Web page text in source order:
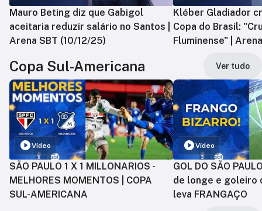
Mauro Beting diz que Gabigol
aceitaria reduzir salário no Santos |
Arena SBT (10/12/25)
Kléber Gladiador
Copa do Brasil:
Fluminense" |
Copa Sul-Americana Ver tudo
Vídeo
SÃO PAULO 1 X 1 MILLONARIOS -
MELHORES MOMENTOS | COPA
SUL-AMERICANA
Vídeo
GOL DO SÃO
de longe e goleiro
leva FRANGAÇO